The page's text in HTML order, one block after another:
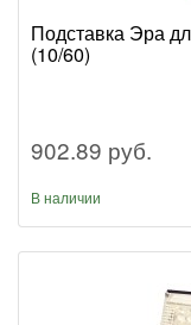
Подставка Эра
(10/60)
902.89 руб.
В наличии